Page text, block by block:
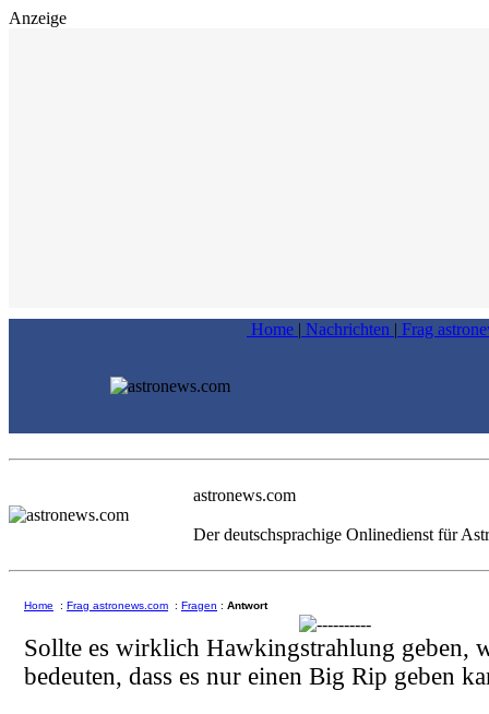
Anzeige
Home | Nachrichten | Frag
astronews.com
Der deutschsprachige Onlinedienst für
Home : Frag astronews.com : Fragen : Antwort
Sollte es wirklich Hawkingstrahlung geben,
bedeuten, dass es nur einen Big Rip geben